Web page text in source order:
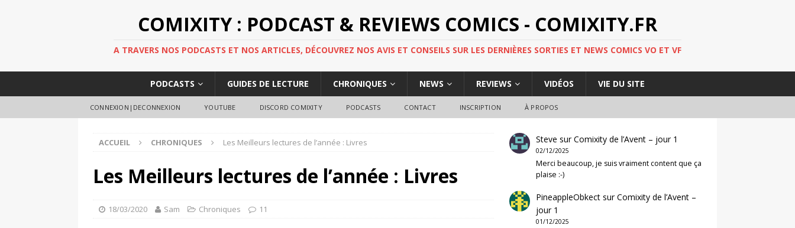
COMIXITY : PODCAST & REVIEWS COMICS - COMIXITY.FR
A TRAVERS NOS PODCASTS ET NOS ARTICLES, DÉCOUVREZ NOS AVIS ET CONSEILS SUR LES DERNIÈRES SORTIES ET NEWS COMICS VO ET VF
PODCASTS GUIDES DE LECTURE CHRONIQUES NEWS REVIEWS VIDÉOS VIE DU SITE
CONNEXION|DECONNEXION YOUTUBE DISCORD COMIXITY PODCASTS CONTACT INSCRIPTION À PROPOS
ACCUEIL CHRONIQUES Les Meilleurs lectures de l’année : Livres
Les Meilleurs lectures de l’année : Livres
18/03/2020 Sam Chroniques 11
Steve surComixity de l’Avent – jour 1
02/12/2025
Merci beaucoup, je suis vraiment content que ça
plaise :-)
PineappleObkect surComixity de l’Avent –
jour 1
01/12/2025